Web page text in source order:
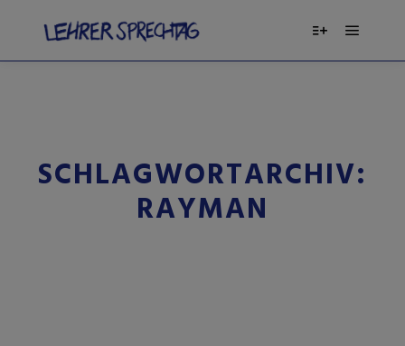
SCHLAGWORTARCHIV:
RAYMAN